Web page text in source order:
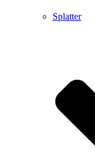
Splatter